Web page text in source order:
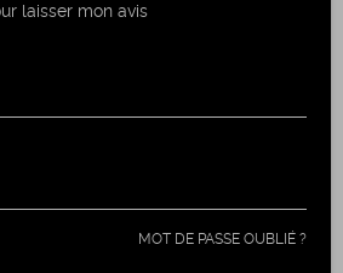
laisser mon avis
MOT DE PASSE OUBLIÉ ?